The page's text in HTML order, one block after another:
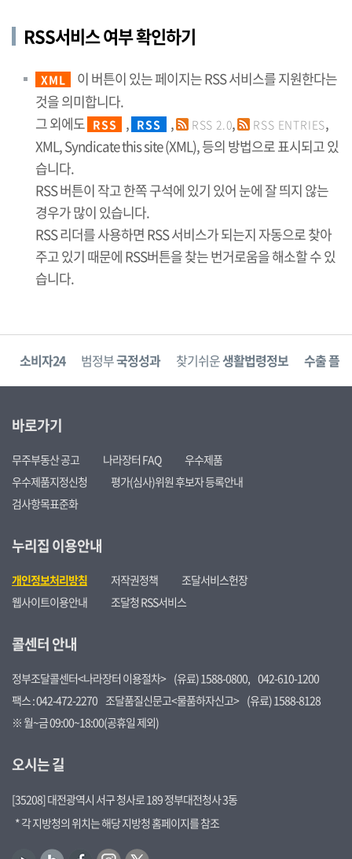
RSS서비스 여부 확인하기
XML
이 버튼이 있는 페이지는 RSS 서비스를 지원한다는
것을 의미합니다.
그 외에도 RSS , RSS , RSS 2.0, RSS ENTRIES,
XML, Syndicate this site (XML), 등의 방법으로 표시되고 있
습니다.
RSS 버튼이 작고 한쪽 구석에 있기 있어 눈에 잘 띄지 않는
경우가 많이 있습니다.
RSS 리더를 사용하면 RSS 서비스가 되는지 자동으로 찾아
주고 있기 때문에 RSS버튼을 찾는 번거로움을 해소할 수 있
습니다.
소비자24 범정부국정성과 찾기쉬운생활법령정보 수출 플
바로가기
무주부동산 공고 나라장터 FAQ
우수제품
우수제품지정신청
평가(심사)위원 후보자 등록안내
검사항목표준화
누리집 이용안내
개인정보처리방침 저작권정책
조달서비스헌장
웹사이트이용안내
조달청 RSS서비스
콜센터 안내
정부조달콜센터<나라장터 이용절차> (유료) 1588-0800, 042-610-1200
팩스 : 042-472-2270 조달품질신문고<물품하자신고> (유료) 1588-8128
※ 월~금 09:00~18:00(공휴일 제외)
오시는 길
[35208] 대전광역시 서구 청사로 189 정부대전청사 3동
* 각 지방청의 위치는 해당 지방청 홈페이지를 참조